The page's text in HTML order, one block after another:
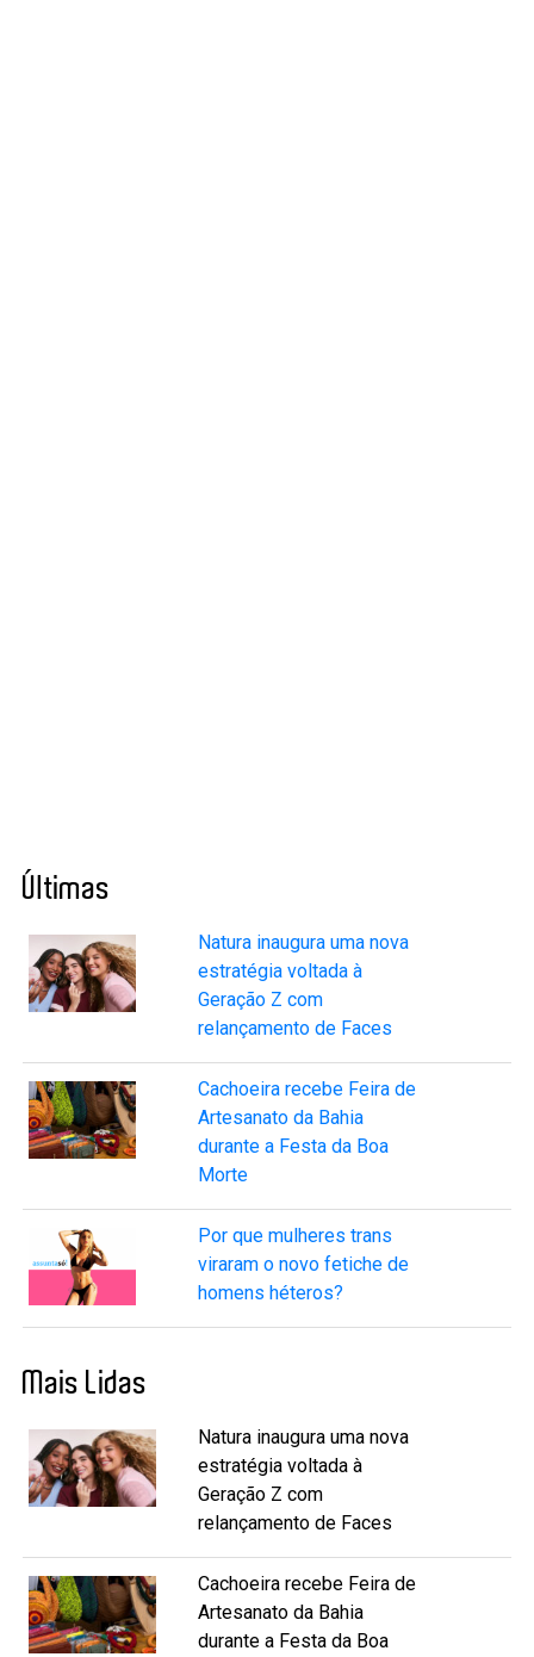
Últimas
Natura inaugura uma nova
estratégia voltada à
Geração Z com
relançamento de Faces
Cachoeira recebe Feira de
Artesanato da Bahia
durante a Festa da Boa
Morte
Por que mulheres trans
viraram o novo fetiche de
homens héteros?
Mais Lidas
Natura inaugura uma nova
estratégia voltada à
Geração Z com
relançamento de Faces
Cachoeira recebe Feira de
Artesanato da Bahia
durante a Festa da Boa